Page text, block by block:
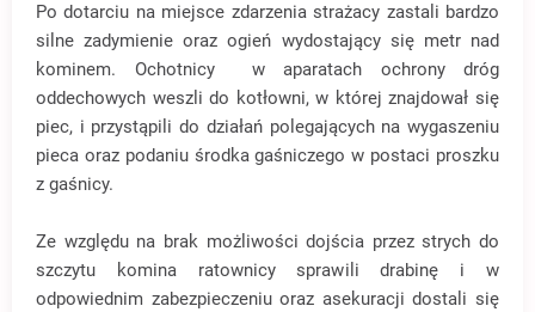
Po dotarciu na miejsce zdarzenia strażacy zastali bardzo
silne zadymienie oraz ogień wydostający się metr nad
kominem. Ochotnicy w aparatach ochrony dróg
oddechowych weszli do kotłowni, w której znajdował się
piec, i przystąpili do działań polegających na wygaszeniu
pieca oraz podaniu środka gaśniczego w postaci proszku
z gaśnicy.
Ze względu na brak możliwości dojścia przez strych do
szczytu komina ratownicy sprawili drabinę i w
odpowiednim zabezpieczeniu oraz asekuracji dostali się